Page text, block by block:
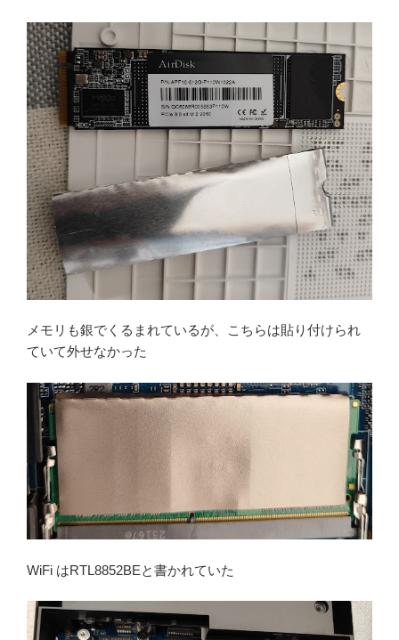
メモリも銀でくるまれているが、こちらは貼り付けられ
ていて外せなかった
WiFi はRTL8852BEと書かれていた